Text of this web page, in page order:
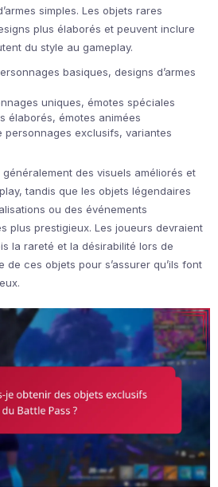
simples. Les objets rares
plus élaborés et peuvent inclure
du style au gameplay.
basiques, designs d’armes
uniques, émotes spéciales
élaborés, émotes animées
personnages exclusifs, variantes
des visuels améliorés et
tandis que les objets légendaires
ou des événements
plus prestigieux. Les joueurs devraient
la rareté et la désirabilité lors de
de ces objets pour s’assurer qu’ils font